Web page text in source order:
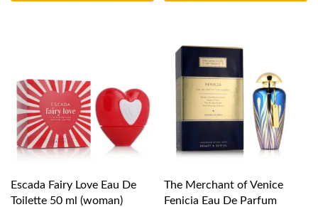
Escada Fairy Love Eau De
Toilette 50 ml (woman)
The Merchant of Venice
Fenicia Eau De Parfum